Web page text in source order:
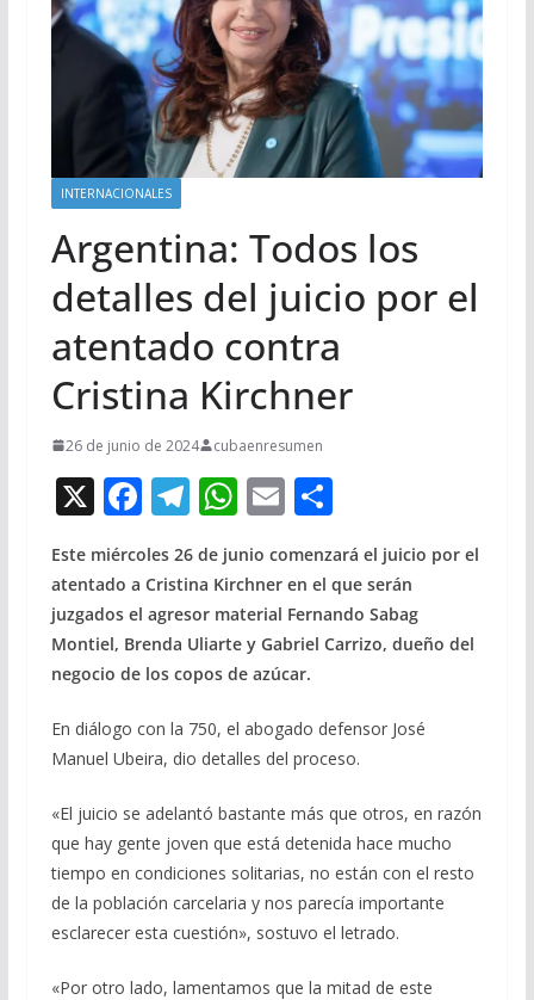
INTERNACIONALES
Argentina: Todos los
detalles del juicio por el
atentado contra
Cristina Kirchner
26 de junio de 2024 cubaenresumen
X F
ac
e
b
o
o
k
T
el
e
gr
a
m
W
h
at
s
A
p
p
E
ai
l
C
o
m
p
ar
r
Este miércoles 26 de junio comenzará el juicio por el
atentado a Cristina Kirchner en el que serán
juzgados el agresor material Fernando Sabag
Montiel, Brenda Uliarte y Gabriel Carrizo, dueño del
negocio de los copos de azúcar.
En diálogo con la 750, el abogado defensor José
Manuel Ubeira, dio detalles del proceso.
«El juicio se adelantó bastante más que otros, en razón
que hay gente joven que está detenida hace mucho
tiempo en condiciones solitarias, no están con el resto
de la población carcelaria y nos parecía importante
esclarecer esta cuestión», sostuvo el letrado.
«Por otro lado, lamentamos que la mitad de este